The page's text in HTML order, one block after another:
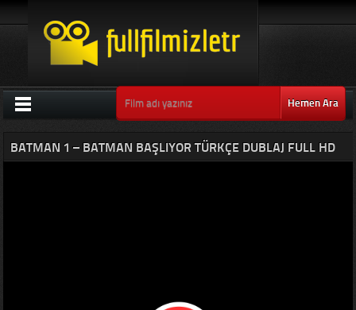
Hemen Ara
BATMAN 1 – BATMAN BAŞLIYOR TÜRKÇE DUBLAJ FULL HD